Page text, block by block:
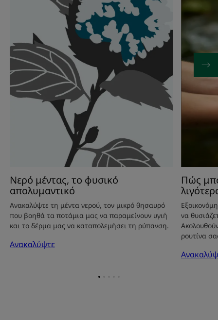
Νερό μέντας, το φυσικό
απολυμαντικό
Ανακαλύψτε τη μέντα νερού, τον μικρό θησαυρό
που βοηθά τα ποτάμια μας να παραμείνουν υγιή
και το δέρμα μας να καταπολεμήσει τη ρύπανση.
Ανακαλύψτε
λιγότερο
νερό;
Πώς
να
ρουτίνα
Go